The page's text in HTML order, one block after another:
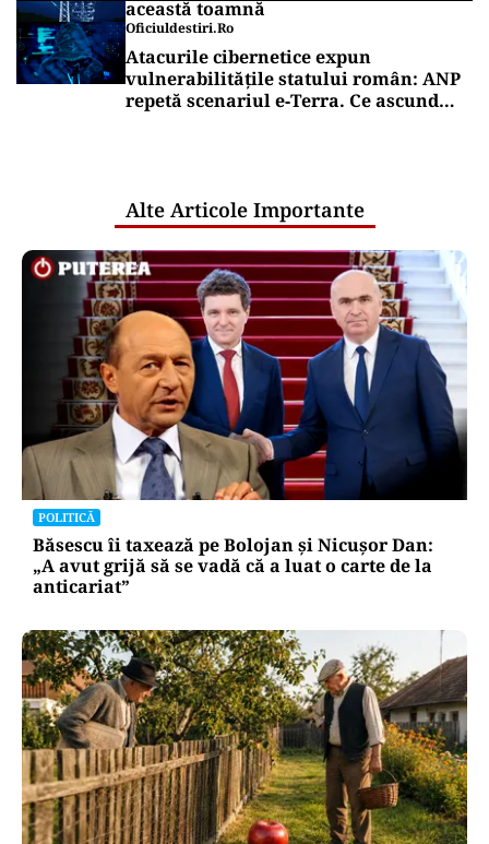
această toamnă
Oficiuldestiri.ro
Atacurile cibernetice expun
vulnerabilitățile statului român: ANP
repetă scenariul e‑Terra. Ce ascund
Alte Articole Importante
POLITICĂ
Băsescu îi taxează pe Bolojan și Nicușor Dan:
„A avut grijă să se vadă că a luat o carte de la
anticariat”